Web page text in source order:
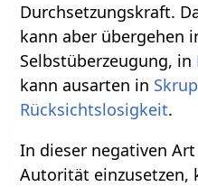
Durchsetzungskraft.
kann aber übergehen
Selbstüberzeugung, in
kann ausarten in
Rücksichtslosigkeit.
In dieser negativen
Autorität einzusetzen,